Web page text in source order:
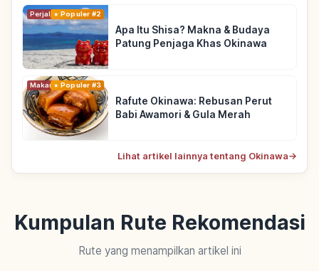
PerjalananPopuler #2
Apa Itu Shisa? Makna & Budaya
Patung Penjaga Khas Okinawa
Makanan Populer #3
Rafute Okinawa: Rebusan Perut
Babi Awamori & Gula Merah
Lihat artikel lainnya tentang Okinawa→
Kumpulan Rute Rekomendasi
Rute yang menampilkan artikel ini